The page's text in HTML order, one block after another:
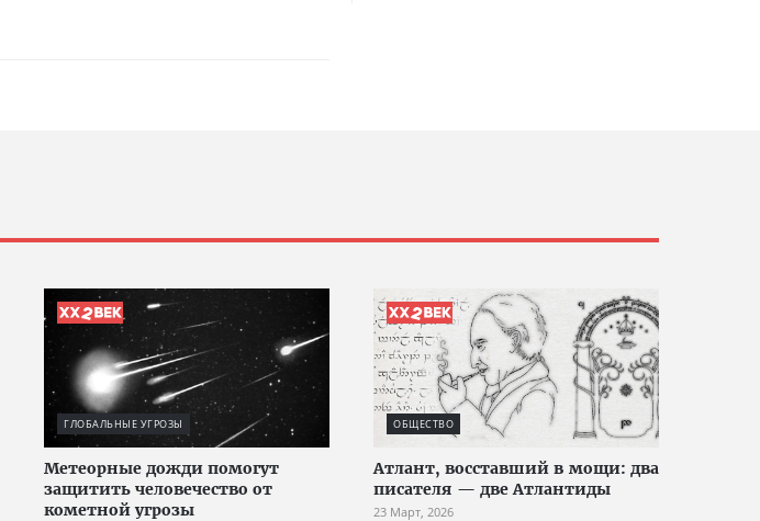
ГЛОБАЛЬНЫЕ УГРОЗЫ
Метеорные дожди помогут
защитить человечество от
кометной угрозы
ОБЩЕСТВО
Атлант, восставший в мощи: два
писателя — две Атлантиды
23 Март, 2026